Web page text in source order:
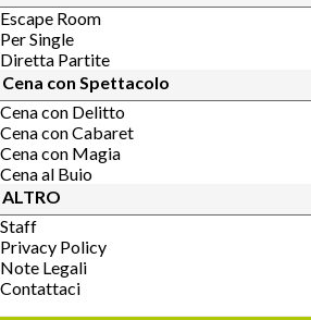
Escape Room
Per Single
Diretta Partite
Cena con Spettacolo
Cena con Delitto
Cena con Cabaret
Cena con Magia
Cena al Buio
ALTRO
Staff
Privacy Policy
Note Legali
Contattaci